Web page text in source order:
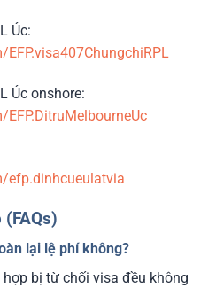
Úc:
Úc onshore:
efp.dinhcueulatvia
lại lệ phí không?
bị từ chối visa đều không